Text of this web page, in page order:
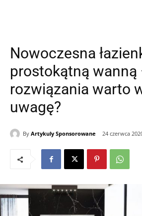
Nowoczesna
prostokątną wanną
rozwiązania warto
uwagę?
By Artykuly Sponsorowane 24 czerwca